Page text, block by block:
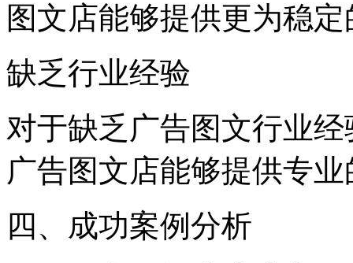
图文店能够提供更为稳
缺乏行业经验
对于缺乏广告图文行业
广告图文店能够提供专
四、成功案例分析